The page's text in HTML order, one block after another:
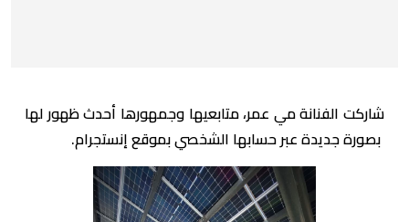
شاركت الفنانة مي عمر، متابعيها وجمهورها أحدث ظهور لها
بصورة جديدة عبر حسابها الشخصي بموقع إنستجرام.